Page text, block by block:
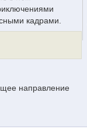
кадрами.
направление